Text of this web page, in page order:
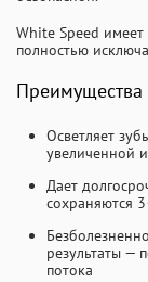
White Speed
полностью
Осветляет
увеличенной
Дает
сохраняются
результаты —
потока